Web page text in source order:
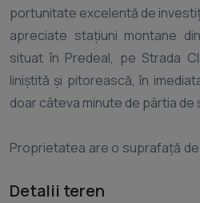
portunitate excelentă de
apreciate stațiuni montane
situat în Predeal, pe Strada
liniștită și pitorească, în
doar câteva minute de pârtia de
Proprietatea are o suprafață
dezvoltarea unui proiect
Detalii teren